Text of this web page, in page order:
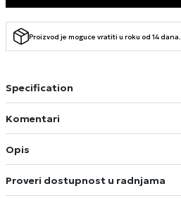
Proizvod je moguce vratiti u roku od 14 dana.
Specification
Komentari
Opis
Proveri dostupnost u radnjama